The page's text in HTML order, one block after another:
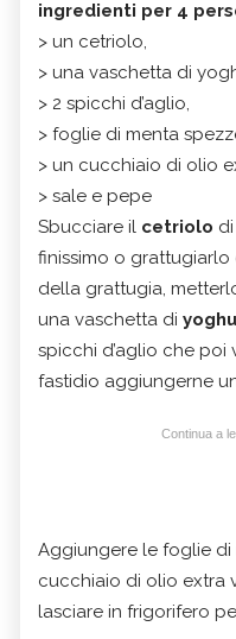
ingredienti per 4
> un cetriolo,
> una vaschetta di
> 2 spicchi d’aglio,
> foglie di menta
> un cucchiaio di olio
> sale e pepe
Sbucciare il cetriolo
finissimo o
della grattugia,
una vaschetta di
spicchi d’aglio che poi
fastidio aggiungerne
Continua a
Aggiungere le foglie di
cucchiaio di olio extra
lasciare in frigorifero